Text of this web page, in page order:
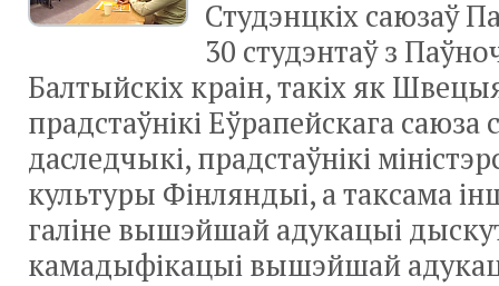
Студэнцкіх саюзаў
30 студэнтаў з
Балтыйскіх краін, такіх як
прадстаўнікі Еўрапейскага саюза
даследчыкі, прадстаўнікі
культуры Фінляндыі, а таксама
галіне вышэйшай адукацыі
камадыфікацыі вышэйшай